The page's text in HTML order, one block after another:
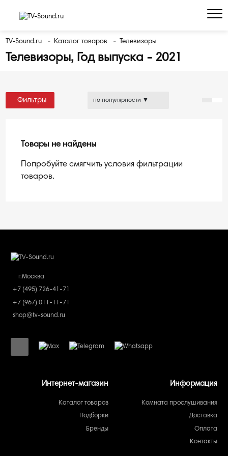
TV-Sound.ru Каталог товаров Телевизоры
Телевизоры, Год выпуска - 2021
Фильтры
Товары не найдены
Попробуйте смягчить условия фильтрации
товаров.
г.Москва
+7 (495) 726-41-71
+7 (967) 011-11-71
shop@tv-sound.ru
Интернет-магазин
Каталог товаров
Подборки
Бренды
Информация
Комната прослушивания
Доставка
Оплата
Контакты